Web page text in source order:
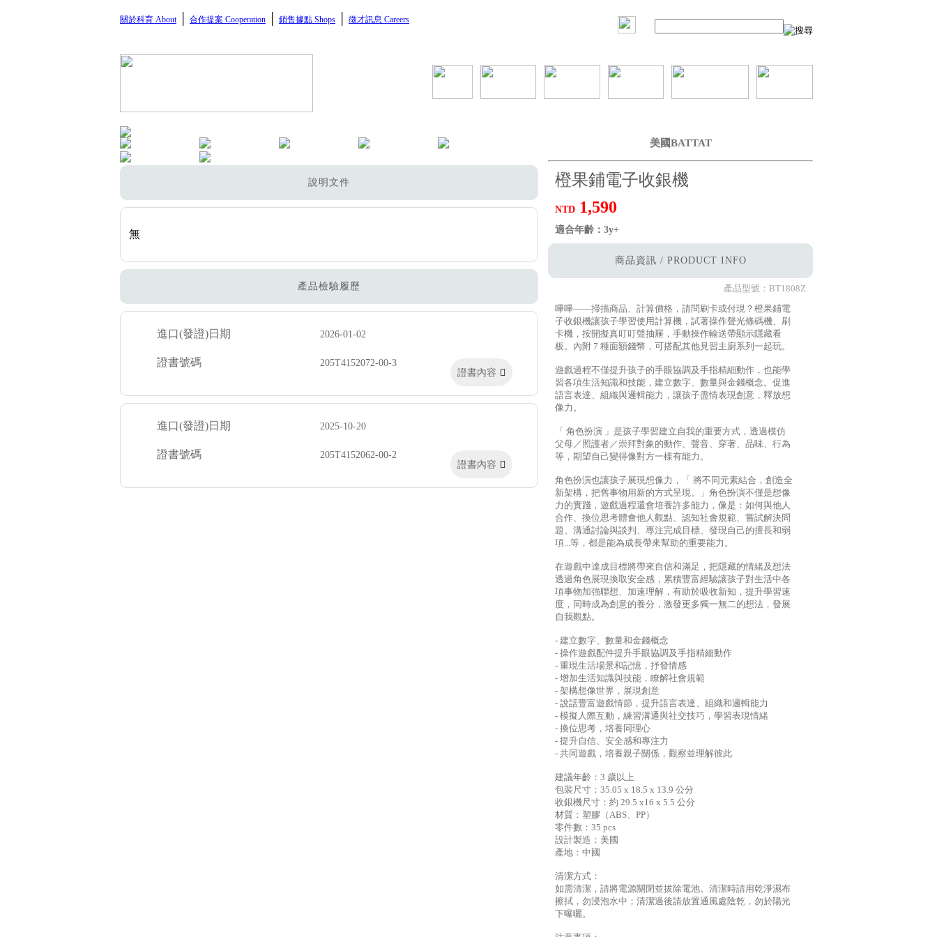
關於科育 About 合作提案 Cooperation 銷售據點 Shops 徵才訊息 Careers
說明文件
無
產品檢驗履歷
進口(發證)日期 2026-01-02
證書號碼
205T4152072-00-3
證書內容
進口(發證)日期 2025-10-20
證書號碼
205T4152062-00-2
證書內容
美國BATTAT
橙果鋪電子收銀機
NTD 1,590
適合年齡：3y+
商品資訊 / PRODUCT INFO
產品型號： BT1808Z
嗶嗶——掃描商品、計算價格，請問刷卡或付現？橙果鋪電
子收銀機讓孩子學習使用計算機，試著操作聲光條碼機、刷
卡機，按開擬真叮叮聲抽屜，手動操作輸送帶顯示隱藏看
板。內附 7 種面額錢幣，可搭配其他見習主廚系列一起玩。
遊戲過程不僅提升孩子的手眼協調及手指精細動作，也能學
習各項生活知識和技能，建立數字、數量與金錢概念。促進
語言表達、組織與邏輯能力，讓孩子盡情表現創意，釋放想
像力。
「 角色扮演 」是孩子學習建立自我的重要方式，透過模仿
父母／照護者／崇拜對象的動作、聲音、穿著、品味、行為
等，期望自己變得像對方一樣有能力。
角色扮演也讓孩子展現想像力，「 將不同元素結合，創造全
新架構，把舊事物用新的方式呈現。」角色扮演不僅是想像
力的實踐，遊戲過程還會培養許多能力，像是：如何與他人
合作、換位思考體會他人觀點、認知社會規範、嘗試解決問
題、溝通討論與談判、專注完成目標、發現自己的擅長和弱
項...等，都是能為成長帶來幫助的重要能力。
在遊戲中達成目標將帶來自信和滿足，把隱藏的情緒及想法
透過角色展現換取安全感，累積豐富經驗讓孩子對生活中各
項事物加強聯想、加速理解，有助於吸收新知，提升學習速
度，同時成為創意的養分，激發更多獨一無二的想法，發展
自我觀點。
- 建立數字、數量和金錢概念
- 操作遊戲配件提升手眼協調及手指精細動作
- 重現生活場景和記憶，抒發情感
- 增加生活知識與技能，瞭解社會規範
- 架構想像世界，展現創意
- 說話豐富遊戲情節，提升語言表達、組織和邏輯能力
- 模擬人際互動，練習溝通與社交技巧，學習表現情緒
- 換位思考，培養同理心
- 提升自信、安全感和專注力
- 共同遊戲，培養親子關係，觀察並理解彼此
建議年齡：3 歲以上
包裝尺寸：35.05 x 18.5 x 13.9 公分
收銀機尺寸：約 29.5 x16 x 5.5 公分
材質：塑膠（ABS、PP）
零件數：35 pcs
設計製造：美國
產地：中國
清潔方式：
如需清潔，請將電源關閉並拔除電池。清潔時請用乾淨濕布
擦拭，勿浸泡水中；清潔過後請放置通風處陰乾，勿於陽光
下曝曬。